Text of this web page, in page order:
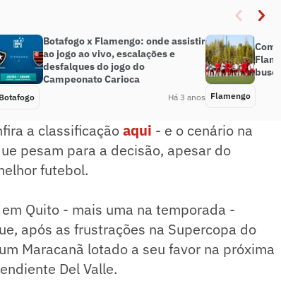
Botafogo x Flamengo: onde assistir
ao jogo ao vivo, escalações e
desfalques do jogo do
Campeonato Carioca
Botafogo Há 3 anos
Com
Flamengo
a classificaçãoaqui - e o cenário na
pesam para a decisão, apesar do
futebol.
Quito - mais uma na temporada -
após as frustrações na Supercopa do
Maracanã lotado a seu favor na próxima
Del Valle.